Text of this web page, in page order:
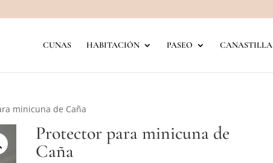
CUNAS HABITACIÓN PASEO CANASTILLA
minicuna de Caña
Protector para minicuna de
Caña